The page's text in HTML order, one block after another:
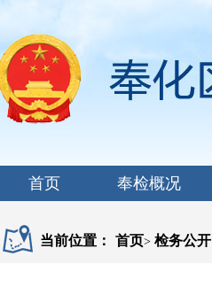
首页 奉检概况
当前位置： 首页> 检务公开